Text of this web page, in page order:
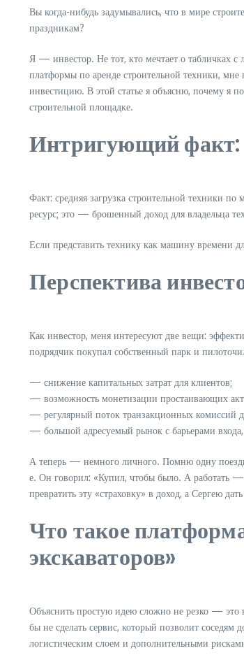
Вы когда-нибудь задумывались, что в мире
праздникам?
Я — инвестор. Не тот, кто мечтает о табличках
платформы по аренде строительной техники,
инвестицию. В этой статье я объясню, почему я
строительной площадке.
Интригующий факт:
Факт: средняя загрузка строительной техники
ресурс; это — брошенный доход для владельца
Если представить технику как машину времени
Перспектива
Как инвестор, меня интересуют две вещи:
подрядчик покупал собственный парк и
— снижение капитальных затрат для клиентов;
— возможность монетизации простаивающих
— регулярный поток транзакционных комиссий
— большой адресуемый рынок с барьерами
А теперь — немного личного. Помню одну
е. Он говорил: «Купил, чтобы было. А работать —
превратить эту «страховку» в доход, а Сергею
Что такое
экскаваторов»
Объяснить простую идею сложно не резко — это
бы не сделать сервис, который позволит
логистическим слоем и дополнительными